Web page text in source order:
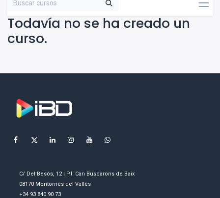
Todavía no se ha creado un
curso.
C/ Del Besòs, 12 | P.I. Can Buscarons de Baix
08170 Montornès del Vallès
+34 93 840 90 73